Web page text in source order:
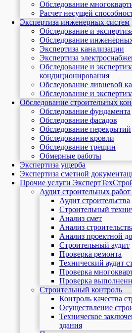
Обследование
Расчет несущей
Экспертиза инженерных систем
Обследование и
Обследование
Экспертиза канализации
Экспертиза
Обследование и
кондиционирования
Обследование ливневой
Обследование и
Обследование строительных
Обследование фундамента
Обследование фасадов
Обследование перекрытий
Обследование кровли
Обследование трещин
Обмерные работы
Экспертиза ущерба
Экспертиза сметной
Прочие услуги
Аудит строительных работ
Аудит строительства
Строительный
Анализ смет
Анализ
Анализ проектной
Строительный аудит
Проверка ремонта
Технический аудит
Проверка
Проверка
Строительный контроль
Контроль качества
Осуществление
Техническое
здания